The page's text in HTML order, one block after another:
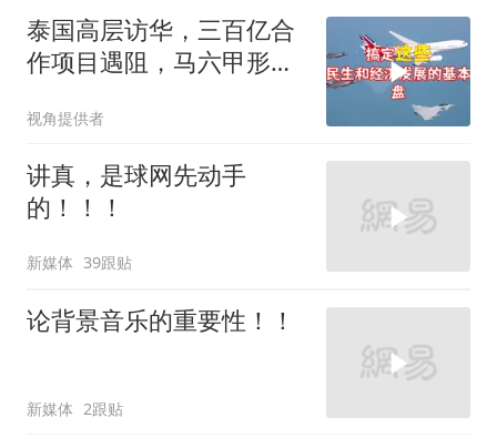
泰国高层访华，三百亿合
作项目遇阻，马六甲形势
视角提供者
讲真，是球网先动手
的！！！
新媒体 39跟贴
论背景音乐的重要性！！
新媒体 2跟贴